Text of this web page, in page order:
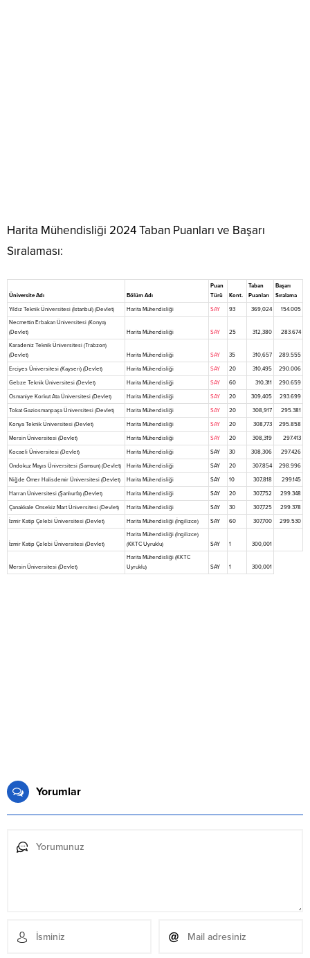
Harita Mühendisliği 2024 Taban Puanları ve Başarı
Sıralaması:
Üniversite Adı Bölüm Adı
Puan
Türü
Kont.
Taban
Puanları
Başarı
Sıralama
Yıldız Teknik Üniversitesi (İstanbul) (Devlet) Harita Mühendisliği SAY 93 369,024 154.005
Necmettin Erbakan Üniversitesi (Konya)
(Devlet)
Harita Mühendisliği SAY 25 312,380 283.674
Karadeniz Teknik Üniversitesi (Trabzon)
(Devlet)
Harita Mühendisliği SAY 35 310,657 289.555
Erciyes Üniversitesi (Kayseri) (Devlet) Harita Mühendisliği SAY 20 310,495 290.006
Gebze Teknik Üniversitesi (Devlet) Harita Mühendisliği SAY 60 310,311 290.659
Osmaniye Korkut Ata Üniversitesi (Devlet) Harita Mühendisliği SAY 20 309,405 293.699
Tokat Gaziosmanpaşa Üniversitesi (Devlet) Harita Mühendisliği SAY 20 308,917 295.381
Konya Teknik Üniversitesi (Devlet) Harita Mühendisliği SAY 20 308,773 295.858
Mersin Üniversitesi (Devlet) Harita Mühendisliği SAY 20 308,319 297.413
Kocaeli Üniversitesi (Devlet) Harita Mühendisliği SAY 30 308,306 297.426
Ondokuz Mayıs Üniversitesi (Samsun) (Devlet) Harita Mühendisliği SAY 20 307,854 298.996
Niğde Ömer Halisdemir Üniversitesi (Devlet) Harita Mühendisliği SAY 10 307,818 299.145
Harran Üniversitesi (Şanlıurfa) (Devlet) Harita Mühendisliği SAY 20 307,752 299.348
Çanakkale Onsekiz Mart Üniversitesi (Devlet) Harita Mühendisliği SAY 30 307,725 299.378
İzmir Katip Çelebi Üniversitesi (Devlet) Harita Mühendisliği (İngilizce) SAY 60 307,700 299.530
İzmir Katip Çelebi Üniversitesi (Devlet)
Harita Mühendisliği (İngilizce)
(KKTC Uyruklu)
SAY 1 300,001
Mersin Üniversitesi (Devlet)
Harita Mühendisliği (KKTC
Uyruklu)
SAY 1 300,001
Yorumlar